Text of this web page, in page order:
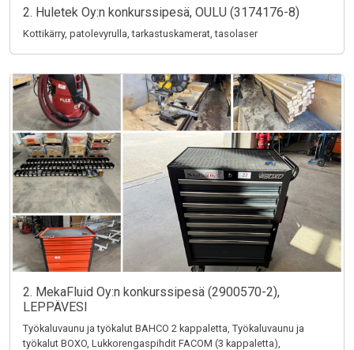
2. Huletek Oy:n konkurssipesä, OULU (3174176-8)
Kottikärry, patolevyrulla, tarkastuskamerat, tasolaser
2. MekaFluid Oy:n konkurssipesä (2900570-2),
LEPPÄVESI
Työkaluvaunu ja työkalut BAHCO 2 kappaletta, Työkaluvaunu ja
työkalut BOXO, Lukkorengaspihdit FACOM (3 kappaletta),